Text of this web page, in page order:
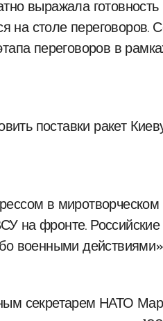
выражала
столе переговоров.
переговоров в
поставки ракет
в
на фронте. Российские
военными
секретарем НАТО